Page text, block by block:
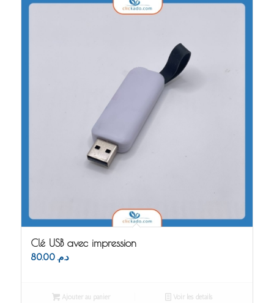
Clé USB avec impression
د.م. 80.00
Ajouter au panier Voir les détails